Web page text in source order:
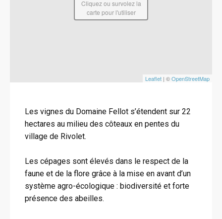
Leaflet | ©OpenStreetMap
Cliquez ou survolez la
carte pour l'utiliser
Les vignes du Domaine Fellot s’étendent sur 22
hectares au milieu des côteaux en pentes du
village de Rivolet.
Les cépages sont élevés dans le respect de la
faune et de la flore grâce à la mise en avant d’un
système agro-écologique : biodiversité et forte
présence des abeilles.